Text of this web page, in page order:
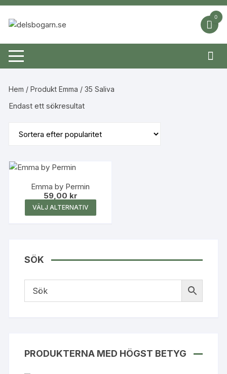
Hoppa
innehåll
0
Hem / Produkt Emma / 35 Saliva
Endast ett sökresultat
Emma by Permin
59,00 kr
VÄLJ ALTERNATIV
här
De
alternativen
produktsidan
SÖK
PRODUKTERNA MED HÖGST BETYG